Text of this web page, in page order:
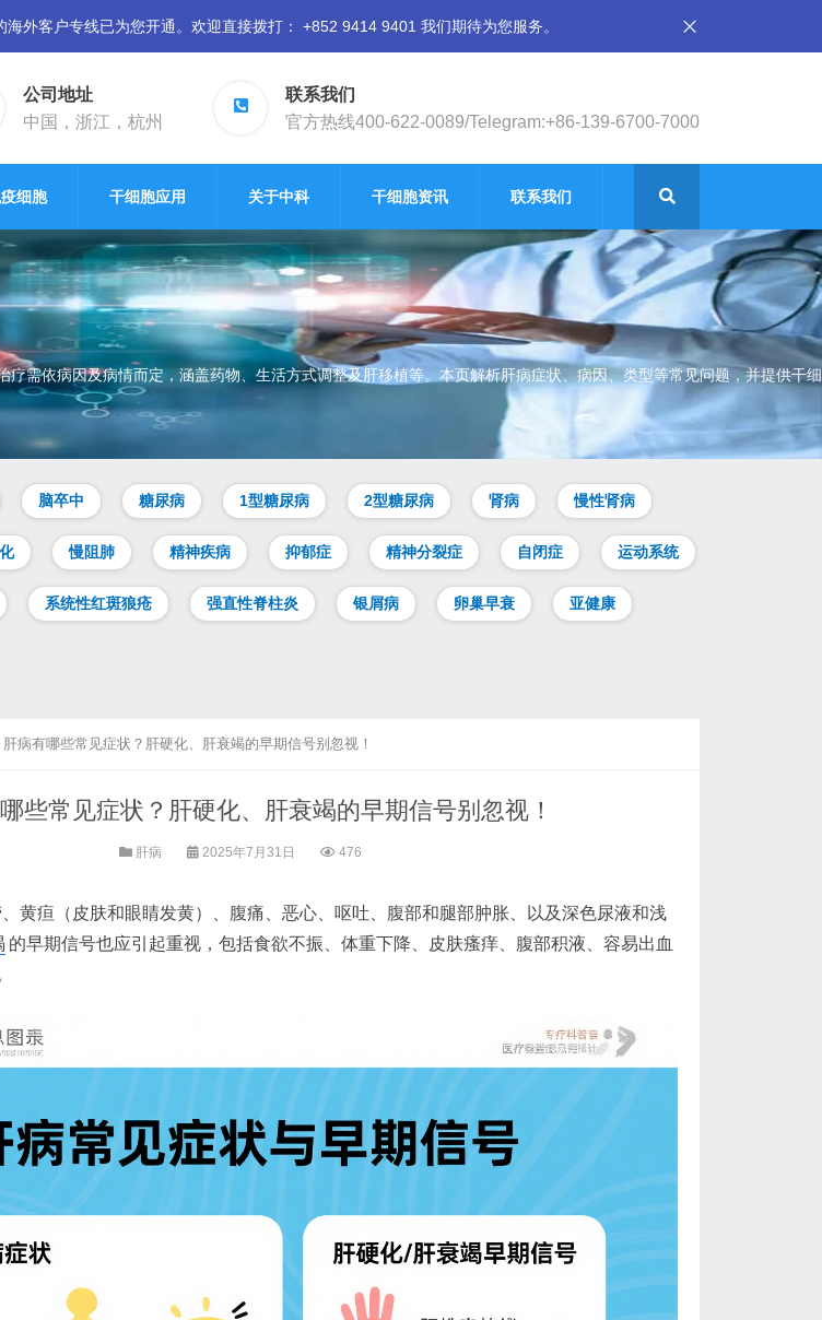
外客户专线已为您开通。欢迎直接拨打： +852 9414 9401 我们期待为您服务。
公司地址
中国，浙江，杭州
联系我们
官方热线400-622-0089/Telegram:+86-139-6700-7000
细胞 干细胞应用 关于中科 干细胞资讯 联系我们
需依病因及病情而定，涵盖药物、生活方式调整及肝移植等。本页解析肝病症状、病因、类型等常见问题，并提供干细
脑卒中 糖尿病 1型糖尿病 2型糖尿病 肾病 慢性肾病
慢阻肺 精神疾病 抑郁症 精神分裂症 自闭症 运动系统
系统性红斑狼疮 强直性脊柱炎 银屑病 卵巢早衰 亚健康
肝病有哪些常见症状？肝硬化、肝衰竭的早期信号别忽视！
些常见症状？肝硬化、肝衰竭的早期信号别忽视！
肝病 2025年7月31日 476
黄疸（皮肤和眼睛发黄）、腹痛、恶心、呕吐、腹部和腿部肿胀、以及深色尿液和浅
的早期信号也应引起重视，包括食欲不振、体重下降、皮肤瘙痒、腹部积液、容易出血